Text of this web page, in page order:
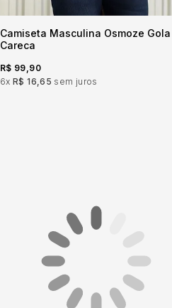
Camiseta Masculina Osmoze Gola
Careca
R$ 99,90
6xR$ 16,65 sem juros